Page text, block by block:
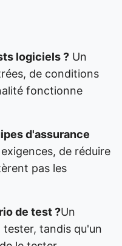
logiciels ? Un
de conditions
fonctionne
d'assurance
de réduire
pas les
de test ?Un
tandis qu'un